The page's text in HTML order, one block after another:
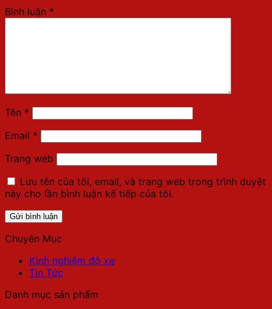
Bình luận *
Tên *
Email *
Trang web
Lưu tên của tôi, email, và trang web trong trình duyệt
này cho lần bình luận kế tiếp của tôi.
Chuyên Mục
Kinh nghiệm độ xe
Tin Tức
Danh mục sản phẩm